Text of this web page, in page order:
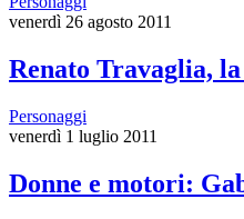
venerdì 26 agosto 2011
Renato Travaglia,
Personaggi
venerdì 1 luglio 2011
Donne e motori: